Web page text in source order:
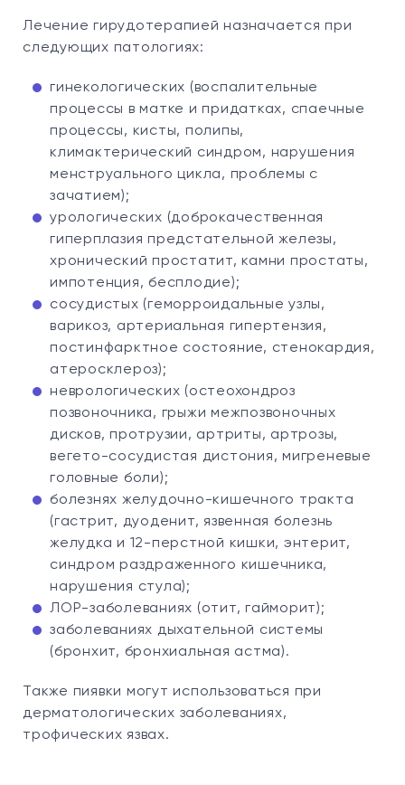
Лечение гирудотерапией назначается при
следующих патологиях:
гинекологических (воспалительные
процессы в матке и придатках, спаечные
процессы, кисты, полипы,
климактерический синдром, нарушения
менструального цикла, проблемы с
зачатием);
урологических (доброкачественная
гиперплазия предстательной железы,
хронический простатит, камни простаты,
импотенция, бесплодие);
сосудистых (геморроидальные узлы,
варикоз, артериальная гипертензия,
постинфарктное состояние, стенокардия,
атеросклероз);
неврологических (остеохондроз
позвоночника, грыжи межпозвоночных
дисков, протрузии, артриты, артрозы,
вегето-сосудистая дистония, мигреневые
головные боли);
болезнях желудочно-кишечного тракта
(гастрит, дуоденит, язвенная болезнь
желудка и 12-перстной кишки, энтерит,
синдром раздраженного кишечника,
нарушения стула);
ЛОР-заболеваниях (отит, гайморит);
заболеваниях дыхательной системы
(бронхит, бронхиальная астма).
Также пиявки могут использоваться при
дерматологических заболеваниях,
трофических язвах.